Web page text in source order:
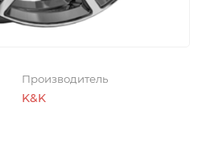
Производитель
K&K